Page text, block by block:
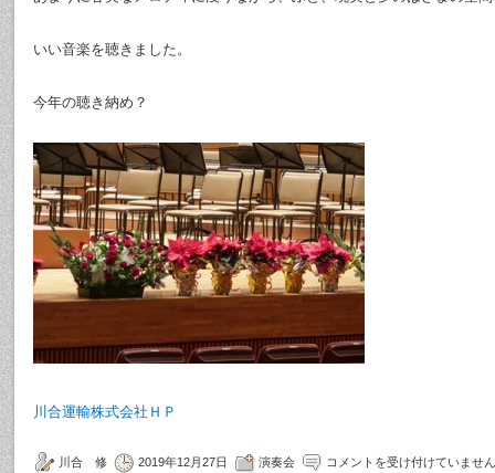
いい音楽を聴きました。
今年の聴き納め？
川合運輸株式会社ＨＰ
川合 修 2019年12月27日 演奏会 コメントを受け付けていませ